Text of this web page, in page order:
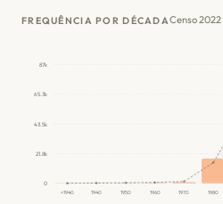
FREQUÊNCIA POR DÉCADACenso 2022
0
21.8k
43.5k
65.3k
87k
<1940 1940 1950 1960 1970 1980